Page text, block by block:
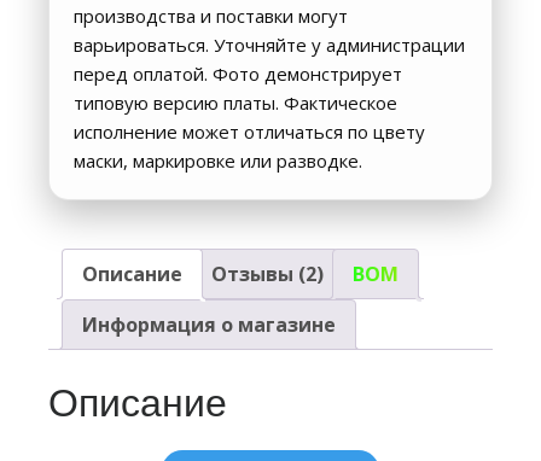
производства и поставки могут
варьироваться. Уточняйте у администрации
перед оплатой. Фото демонстрирует
типовую версию платы. Фактическое
исполнение может отличаться по цвету
маски, маркировке или разводке.
Описание Отзывы (2)
BOM
Информация о магазине
Описание